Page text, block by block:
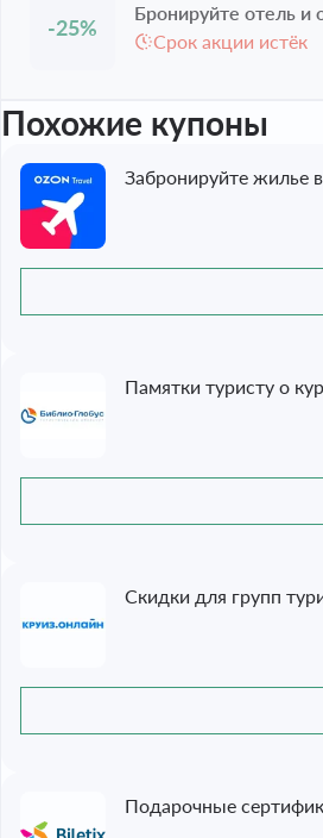
-25%
Бронируйте отель и
Срок акции истёк
Похожие купоны
Забронируйте жилье
Памятки туристу о
Скидки для групп
Подарочные